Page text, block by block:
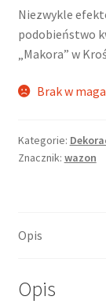
Niezwykle
podobieństwo
„Makora” w
Brak w
Kategorie:
Znacznik: wazon
Opis
Opis